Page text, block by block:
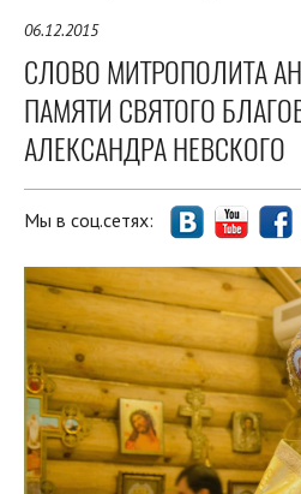
06.12.2015
СЛОВО МИТРОПОЛИТА
ПАМЯТИ СВЯТОГО
АЛЕКСАНДРА НЕВСКОГО
Мы в соц.сетях: